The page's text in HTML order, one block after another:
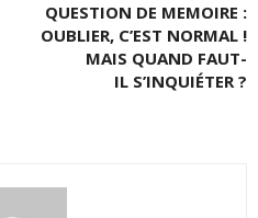
QUESTION DE MEMOIRE :
OUBLIER, C’EST NORMAL !
MAIS QUAND FAUT-
IL S’INQUIÉTER ?